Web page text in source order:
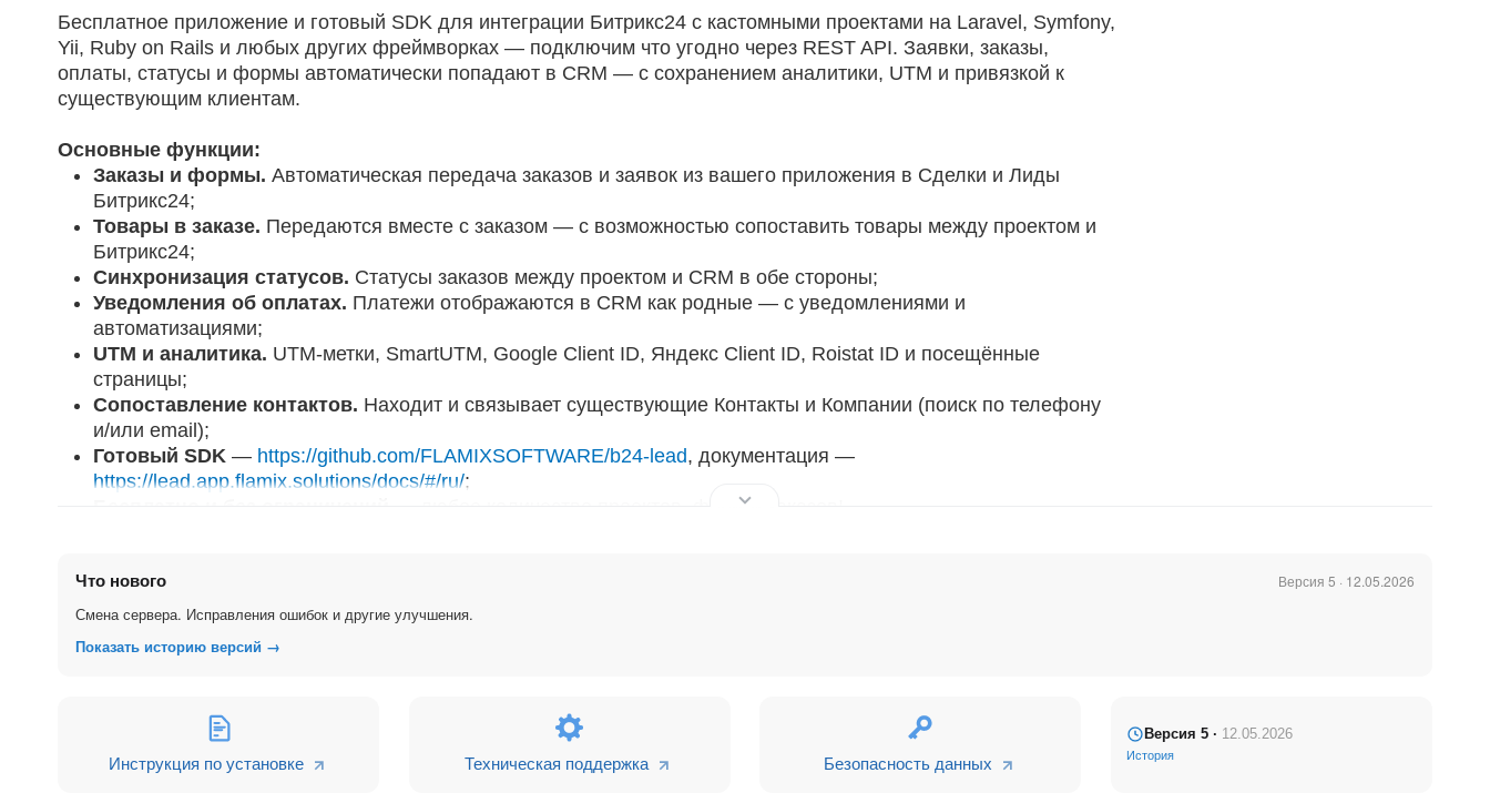
Бесплатное приложение и готовый SDK для интеграции Битрикс24 с кастомными проектами на Laravel, Symfony,
Yii, Ruby on Rails и любых других фреймворках — подключим что угодно через REST API. Заявки, заказы,
оплаты, статусы и формы автоматически попадают в CRM — с сохранением аналитики, UTM и привязкой к
существующим клиентам.
Основные функции:
Заказы и формы. Автоматическая передача заказов и заявок из вашего приложения в Сделки и Лиды
Битрикс24;
Товары в заказе. Передаются вместе с заказом — с возможностью сопоставить товары между проектом и
Битрикс24;
Синхронизация статусов. Статусы заказов между проектом и CRM в обе стороны;
Уведомления об оплатах. Платежи отображаются в CRM как родные — с уведомлениями и
автоматизациями;
UTM и аналитика. UTM-метки, SmartUTM, Google Client ID, Яндекс Client ID, Roistat ID и посещённые
страницы;
Сопоставление контактов. Находит и связывает существующие Контакты и Компании (поиск по телефону
и/или email);
Готовый SDK — https://github.com/FLAMIXSOFTWARE/b24-lead, документация —
https://lead.app.flamix.solutions/docs/#/ru/;
— любое количество проектов, форм и заказов!
Автоформат телефонов.
Закрепление за менеджером.Клиент остаётся с тем сотрудником, кто работал с ним ранее (опционально);
Надёжность.Доставка заявки за 1–2 секунды, очередь и автоповторы при недоступности CRM — ни один
Поддержка и помощь в настройке.
Что нового Версия 5 · 12.05.2026
Смена сервера. Исправления ошибок и другие улучшения.
Показать историю версий →
Инструкция по установке Техническая поддержка Безопасность данных
Версия 5 · 12.05.2026
История